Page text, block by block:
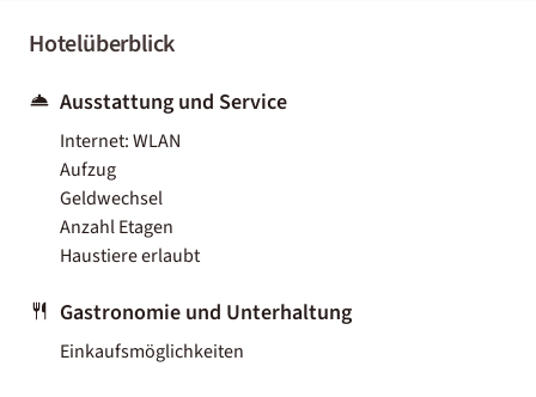
Hotelüberblick
Ausstattung und Service
Internet: WLAN
Aufzug
Geldwechsel
Anzahl Etagen
Haustiere erlaubt
Gastronomie und Unterhaltung
Einkaufsmöglichkeiten